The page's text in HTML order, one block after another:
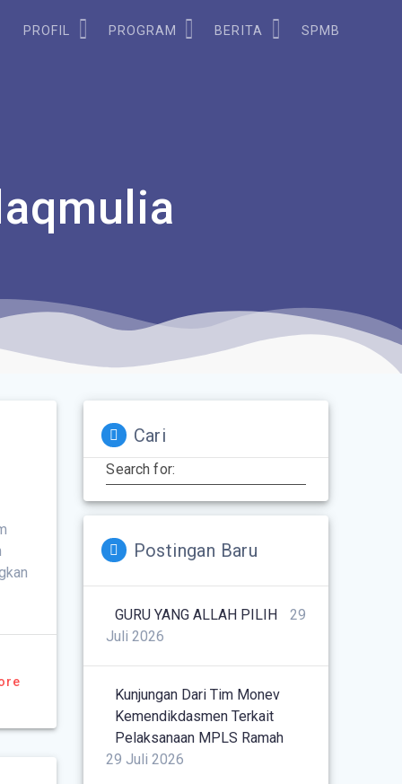
PROFIL PROGRAM BERITA SPMB
Cari
Search for:
Postingan Baru
GURU YANG ALLAH PILIH
29
Juli 2026
Kunjungan Dari Tim Monev
Kemendikdasmen Terkait
Pelaksanaan MPLS Ramah
29 Juli 2026